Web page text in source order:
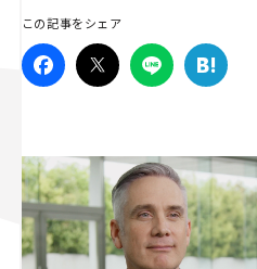
この記事をシェア
Campaign
人気のハッシュタグ
スズキ ジムニー｜Suzuki Jimny